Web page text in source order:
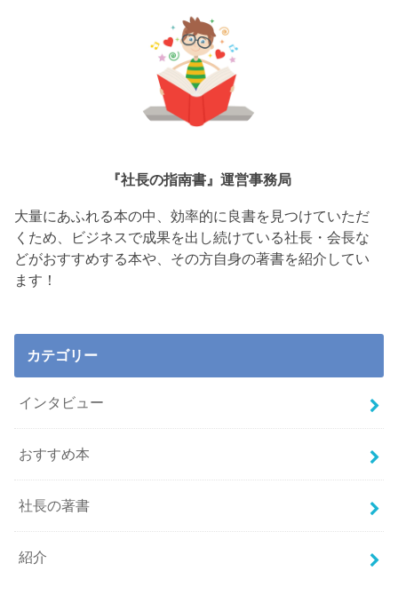
『社長の指南書』運営事務局
大量にあふれる本の中、効率的に良書を見つけていただ
くため、ビジネスで成果を出し続けている社長・会長な
どがおすすめする本や、その方自身の著書を紹介してい
ます！
カテゴリー
インタビュー
おすすめ本
社長の著書
紹介